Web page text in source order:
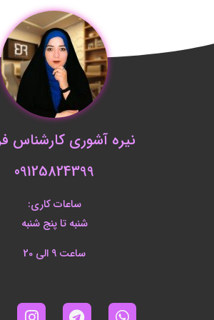
نیره آشوری کارشناس
09125824399
ساعات کاری:
شنبه تا پنج شنبه
ساعت 9 الی 20
W
h
T
e
I
n